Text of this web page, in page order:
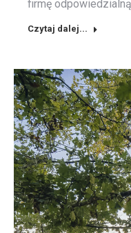
firmę
Czytaj dalej...